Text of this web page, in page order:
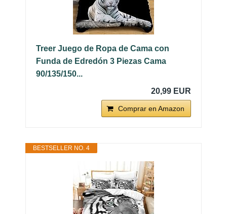
Treer Juego de Ropa de Cama con
Funda de Edredón 3 Piezas Cama
90/135/150...
20,99 EUR
Comprar en Amazon
BESTSELLER NO. 4